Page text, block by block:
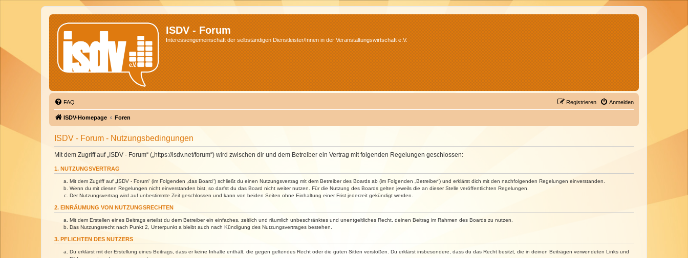
ISDV - Forum
Interessengemeinschaft der selbständigen Dienstleister/Innen in der Veranstaltungswirtschaft e.V.
FAQ Anmelden
Registrieren
ISDV-Homepage Foren
ISDV - Forum - Nutzungsbedingungen
Mit dem Zugriff auf „ISDV - Forum“ („https://isdv.net/forum“) wird zwischen dir und dem Betreiber ein Vertrag mit folgenden Regelungen geschlossen:
1. NUTZUNGSVERTRAG
Mit dem Zugriff auf „ISDV - Forum“ (im Folgenden „das Board“) schließt du einen Nutzungsvertrag mit dem Betreiber des Boards ab (im Folgenden „Betreiber“) und erklärst dich mit den nachfolgenden Regelungen einverstanden.
Wenn du mit diesen Regelungen nicht einverstanden bist, so darfst du das Board nicht weiter nutzen. Für die Nutzung des Boards gelten jeweils die an dieser Stelle veröffentlichten Regelungen.
Der Nutzungsvertrag wird auf unbestimmte Zeit geschlossen und kann von beiden Seiten ohne Einhaltung einer Frist jederzeit gekündigt werden.
2. EINRÄUMUNG VON NUTZUNGSRECHTEN
Mit dem Erstellen eines Beitrags erteilst du dem Betreiber ein einfaches, zeitlich und räumlich unbeschränktes und unentgeltliches Recht, deinen Beitrag im Rahmen des Boards zu nutzen.
Das Nutzungsrecht nach Punkt 2, Unterpunkt a bleibt auch nach Kündigung des Nutzungsvertrages bestehen.
3. PFLICHTEN DES NUTZERS
Du erklärst mit der Erstellung eines Beitrags, dass er keine Inhalte enthält, die gegen geltendes Recht oder die guten Sitten verstoßen. Du erklärst insbesondere, dass du das Recht besitzt, die in deinen Beiträgen verwendeten Links und